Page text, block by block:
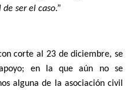
ser el caso.”
corte al 23 de diciembre, se
en la que aún no se
alguna de la asociación civil